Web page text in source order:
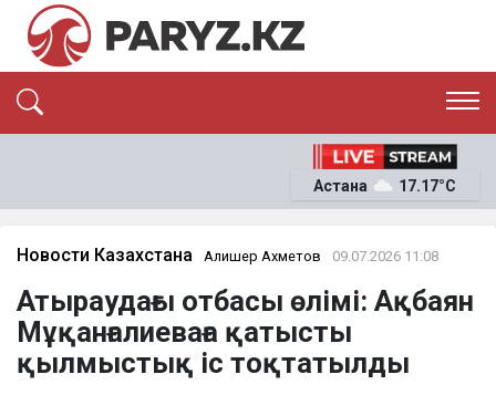
ЭКОНОМИКА
ОҚИҒА
News
Астана 17.17°C
Новости Казахстана Алишер Ахметов 09.07.2026 11:08
Атыраудағы отбасы өлімі: Ақбаян
Мұқанғалиеваға қатысты
қылмыстық іс тоқтатылды